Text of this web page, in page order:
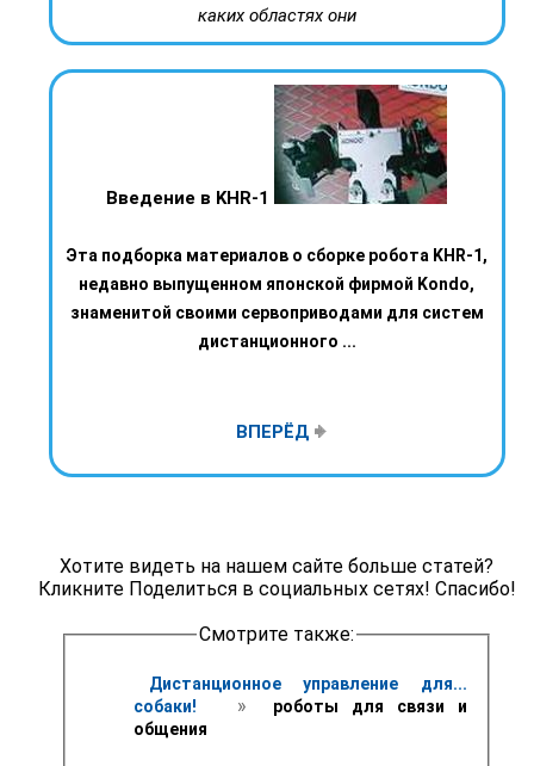
каких областях они
Введение в KHR-1
Эта подборка материалов о сборке робота KHR-1,
недавно выпущенном японской фирмой Kondo,
знаменитой своими сервоприводами для систем
дистанционного ...
ВПЕРЁД
Хотите видеть на нашем сайте больше статей?
Кликните Поделиться в социальных сетях! Спасибо!
Смотрите также:
Дистанционное управление для...
собаки!
»
роботы для связи и
общения